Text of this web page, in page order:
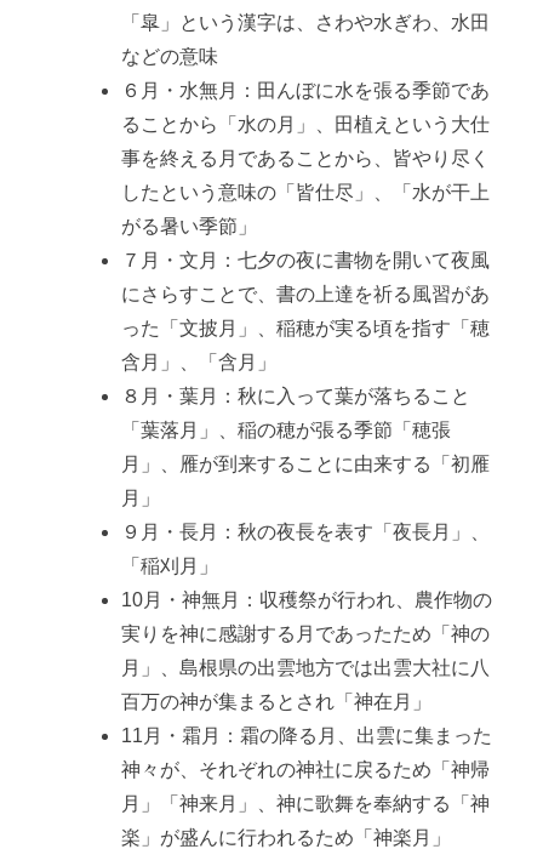
「皐」という漢字は、さわや水ぎわ、水田
などの意味
６月・水無月：田んぼに水を張る季節であ
ることから「水の月」、田植えという大仕
事を終える月であることから、皆やり尽く
したという意味の「皆仕尽」、「水が干上
がる暑い季節」
７月・文月：七夕の夜に書物を開いて夜風
にさらすことで、書の上達を祈る風習があ
った「文披月」、稲穂が実る頃を指す「穂
含月」、「含月」
８月・葉月：秋に入って葉が落ちること
「葉落月」、稲の穂が張る季節「穂張
月」、雁が到来することに由来する「初雁
月」
９月・長月：秋の夜長を表す「夜長月」、
「稲刈月」
10月・神無月：収穫祭が行われ、農作物の
実りを神に感謝する月であったため「神の
月」、島根県の出雲地方では出雲大社に八
百万の神が集まるとされ「神在月」
11月・霜月：霜の降る月、出雲に集まった
神々が、それぞれの神社に戻るため「神帰
月」「神来月」、神に歌舞を奉納する「神
楽」が盛んに行われるため「神楽月」